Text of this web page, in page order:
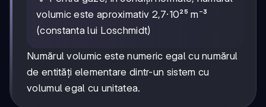
volumic este aproximativ 2,7·10²⁵ m⁻³
(constanta lui Loschmidt)
Numărul volumic este numeric egal cu numărul
de entități elementare dintr-un sistem cu
volumul egal cu unitatea.